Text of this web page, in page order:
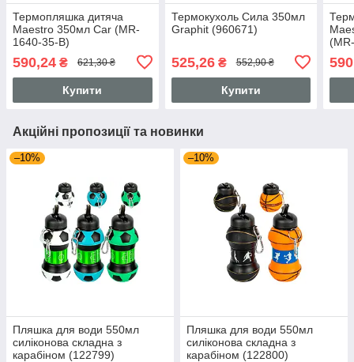
Термопляшка дитяча
Maestro 350мл Car (MR-
1640-35-B)
590,24 ₴ 621,30 ₴
Купити
Термокухоль Сила 350мл
Graphit (960671)
525,26₴ 552,90 ₴
Купити
Акційні пропозиції та новинки
–10%
Пляшка для води 550мл
силіконова складна з
карабіном (122799)
–10%
Пляшка для води 550мл
силіконова складна з
карабіном (122800)